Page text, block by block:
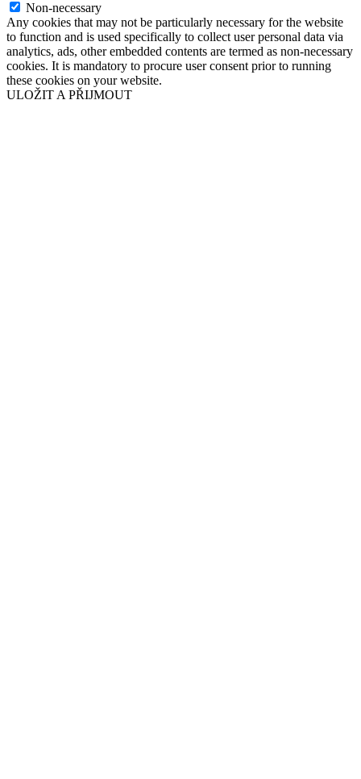
Non-necessary
Any cookies that may not be particularly necessary for the website
to function and is used specifically to collect user personal data via
analytics, ads, other embedded contents are termed as non-necessary
cookies. It is mandatory to procure user consent prior to running
these cookies on your website.
ULOŽIT A PŘIJMOUT